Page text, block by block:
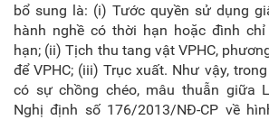
bổ sung là: (i) Tước quyền sử dụng
hành nghề có thời hạn hoặc đình
hạn; (ii) Tịch thu tang vật VPHC,
để VPHC; (iii) Trục xuất. Như vậy,
có sự chồng chéo, mâu thuẫn giữa
Nghị định số 176/2013/NĐ-CP về